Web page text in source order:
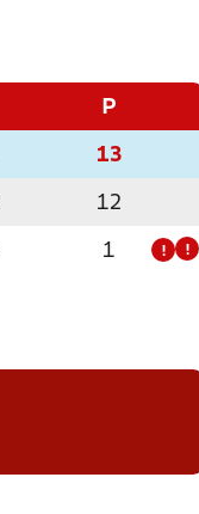
P
13
12
1 ! !